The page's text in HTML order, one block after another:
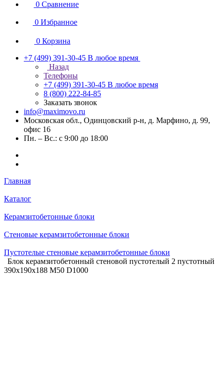
0 Сравнение
0 Избранное
0 Корзина
+7 (499) 391-30-45 В любое время
Назад
Телефоны
+7 (499) 391-30-45 В любое время
8 (800) 222-84-85
Заказать звонок
info@maximovo.ru
Московская обл., Одинцовский р-н, д. Марфино, д. 99,
офис 16
Пн. – Вс.: с 9:00 до 18:00
Главная
Каталог
Керамзитобетонные блоки
Стеновые керамзитобетонные блоки
Пустотелые стеновые керамзитобетонные блоки
Блок керамзитобетонный стеновой пустотелый 2 пустотный
390х190х188 M50 D1000